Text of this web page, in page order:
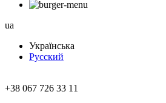
ua
Українська
Русский
+38 067 726 33 11